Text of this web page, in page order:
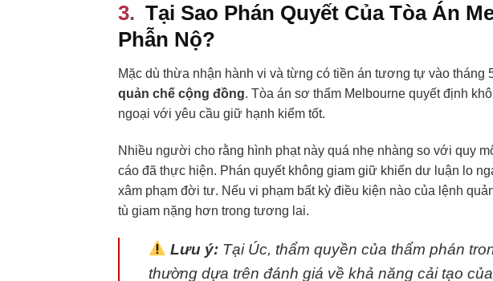
Tại Sao Phán Quyết Của Tòa Án
Phẫn Nộ?
Mặc dù thừa nhận hành vi và từng có tiền án tương tự vào
quản chế cộng đồng. Tòa án sơ thẩm Melbourne quyết định
ngoại với yêu cầu giữ hạnh kiểm tốt.
Nhiều người cho rằng hình phạt này quá nhẹ nhàng so với quy
cáo đã thực hiện. Phán quyết không giam giữ khiến dư luận lo
xâm phạm đời tư. Nếu vi phạm bất kỳ điều kiện nào của lệnh
tù giam nặng hơn trong tương lai.
Lưu ý:Tại Úc, thẩm quyền của thẩm phán
thường dựa trên đánh giá về khả năng cải tạo